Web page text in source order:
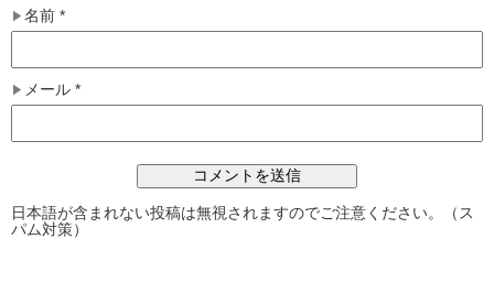
名前 *
メール *
日本語が含まれない投稿は無視されますのでご注意ください。（ス
パム対策）